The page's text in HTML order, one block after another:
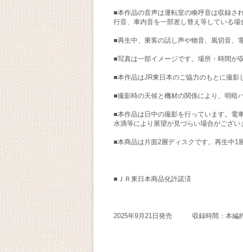
■本作品の音声は運転室の喚呼音は収録さ
行音、車内音を一部差し替え等している場
■再生中、乗客の話し声や物音、風切音、
■写真は一部イメージです。場所・時間が
■本作品はJR東日本のご協力のもとに撮影
■撮影時の天候と機材の関係により、明暗
■本作品は日中の撮影を行っています。電
水滴等により展望が見づらい場合がござ
■本商品は片面2層ディスクです。再生中1
■ＪＲ東日本商品化許諾済
2025年9月21日発売 収録時間：本編